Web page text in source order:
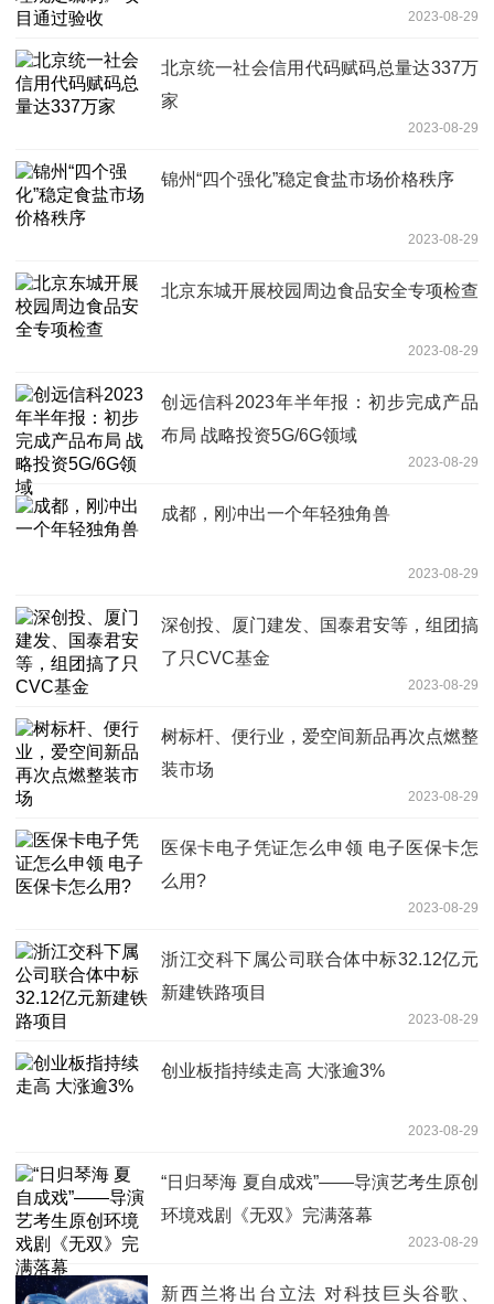
2023-08-29
北京统一社会信用代码赋码总量达337万
家
2023-08-29
锦州“四个强化”稳定食盐市场价格秩序
2023-08-29
北京东城开展校园周边食品安全专项检查
2023-08-29
创远信科2023年半年报：初步完成产品
布局 战略投资5G/6G领域
2023-08-29
成都，刚冲出一个年轻独角兽
2023-08-29
深创投、厦门建发、国泰君安等，组团搞
了只CVC基金
2023-08-29
树标杆、便行业，爱空间新品再次点燃整
装市场
2023-08-29
医保卡电子凭证怎么申领 电子医保卡怎
么用?
2023-08-29
浙江交科下属公司联合体中标32.12亿元
新建铁路项目
2023-08-29
创业板指持续走高 大涨逾3%
2023-08-29
“日归琴海 夏自成戏”——导演艺考生原创
环境戏剧《无双》完满落幕
2023-08-29
新西兰将出台立法 对科技巨头谷歌、